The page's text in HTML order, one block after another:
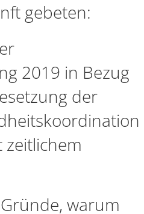
gebeten:
2019 in Bezug
der
warum